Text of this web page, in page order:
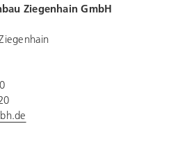
Ziegenhain GmbH